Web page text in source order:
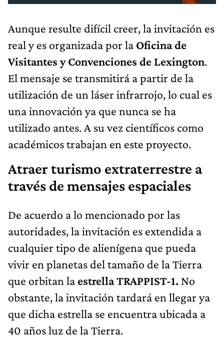
Aunque resulte difícil creer, la invitación es
real y es organizada por la Oficina de
Visitantes y Convenciones de Lexington.
El mensaje se transmitirá a partir de la
utilización de un láser infrarrojo, lo cual es
una innovación ya que nunca se ha
utilizado antes. A su vez científicos como
académicos trabajan en este proyecto.
Atraer turismo extraterrestre a
través de mensajes espaciales
De acuerdo a lo mencionado por las
autoridades, la invitación es extendida a
cualquier tipo de alienígena que pueda
vivir en planetas del tamaño de la Tierra
que orbitan la estrella TRAPPIST-1. No
obstante, la invitación tardará en llegar ya
que dicha estrella se encuentra ubicada a
40 años luz de la Tierra.